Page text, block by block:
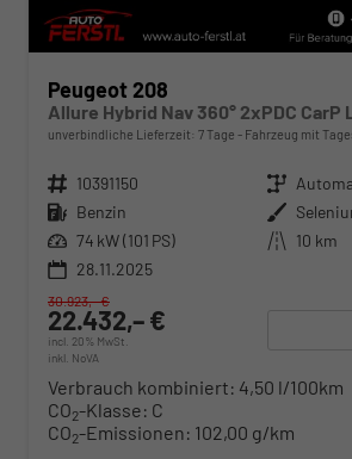
Peugeot 208
Allure Hybrid Nav 360° 2xPDC CarP
unverbindliche Lieferzeit: 7 Tage Fahrzeug mit
Fahrzeugnr. 10391150 Getriebe
Kraftstoff Benzin Außenfarbe
Leistung 74 kW (101 PS) Kilometerstand 10 km
28.11.2025
22.432,– €
incl. 20% MwSt.
inkl. NoVA
30.923,– €
Verbrauch kombiniert: 4,50 l/100km
CO2-Klasse: C
CO2-Emissionen: 102,00 g/km